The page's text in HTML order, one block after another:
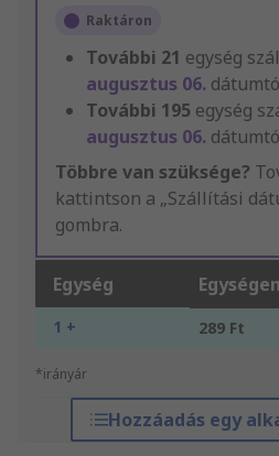
Raktáron
További 21 egység
augusztus 06.
További 195 egység
augusztus 06.
Többre van szüksége?
kattintson a „Szállítási
gombra.
Egység
1 + 289 Ft
*irányár
Hozzáadás egy